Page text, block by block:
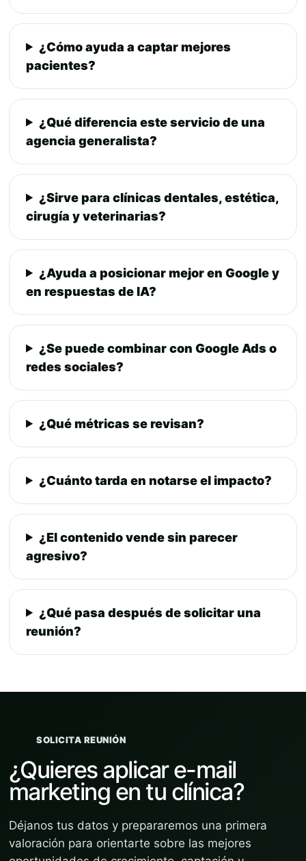
¿Cómo ayuda a captar mejores
pacientes?
¿Qué diferencia este servicio de una
agencia generalista?
¿Sirve para clínicas dentales, estética,
cirugía y veterinarias?
¿Ayuda a posicionar mejor en Google y
en respuestas de IA?
¿Se puede combinar con Google Ads o
redes sociales?
¿Qué métricas se revisan?
¿Cuánto tarda en notarse el impacto?
¿El contenido vende sin parecer
agresivo?
¿Qué pasa después de solicitar una
reunión?
SOLICITA REUNIÓN
¿Quieres aplicar e-mail
marketing en tu clínica?
Déjanos tus datos y prepararemos una primera
valoración para orientarte sobre las mejores